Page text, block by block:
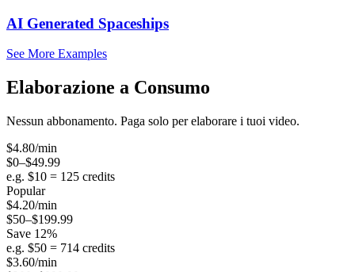
AI Generated Spaceships
See More Examples
Elaborazione a Consumo
Nessun abbonamento. Paga solo per elaborare i tuoi video.
$4.80/min
$0–$49.99
e.g. $10 = 125 credits
Popular
$4.20/min
$50–$199.99
Save 12%
e.g. $50 = 714 credits
$3.60/min